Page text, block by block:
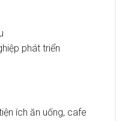
phát triển
ích ăn uống, cafe